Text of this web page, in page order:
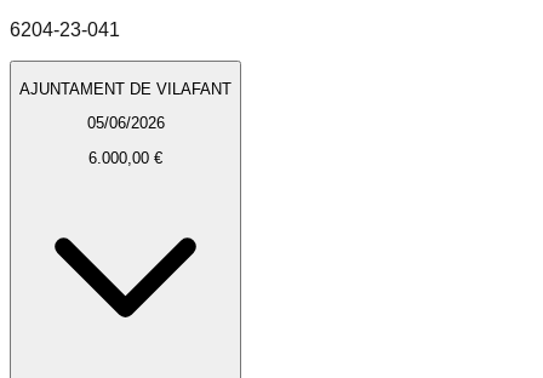
6204-23-041
AJUNTAMENT DE VILAFANT
05/06/2026
6.000,00 €